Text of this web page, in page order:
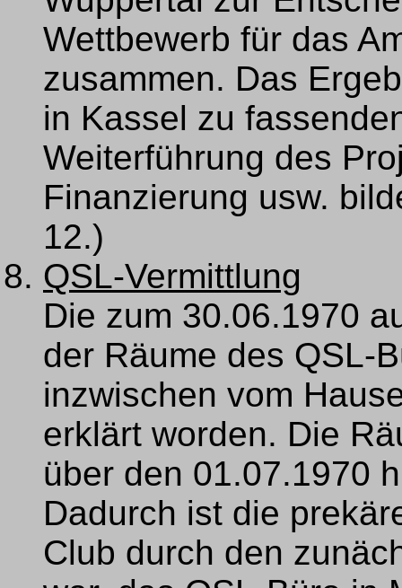
Wettbewerb für das
zusammen. Das
in Kassel zu
Weiterführung des
Finanzierung usw.
12.)
QSL-Vermittlung
Die zum 30.06.1970
der Räume des QSL-
inzwischen vom
erklärt worden. Die
über den 01.07.1970
Dadurch ist die
Club durch den